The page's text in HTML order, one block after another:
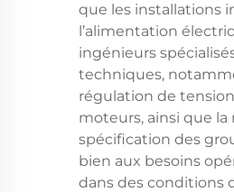
que les installations
l’alimentation
ingénieurs
techniques,
régulation de
moteurs, ainsi que
spécification des
bien aux besoins
dans des conditions